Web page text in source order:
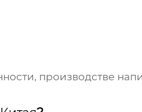
производстве